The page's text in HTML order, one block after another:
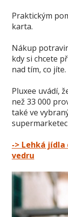
Praktickým
karta.
Nákup
kdy si chcete
nad tím, co jíte.
Pluxee uvádí,
než 33 000
také ve
-> Lehká jídla
vedru